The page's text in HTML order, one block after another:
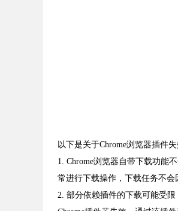
以下是关于Chrome浏览器插件
1. Chrome浏览器自带下载功能
常进行下载操作，下载任务不会
2. 部分依赖插件的下载可能受